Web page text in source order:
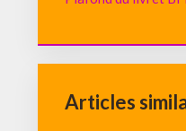
Articles